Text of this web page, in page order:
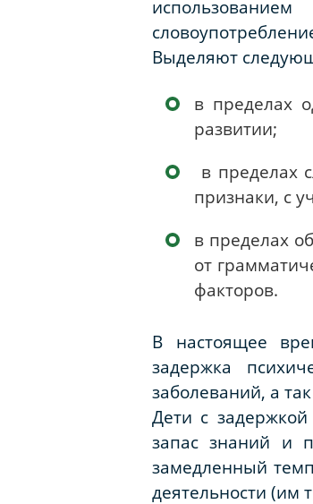
Выделяют
­в пределах
развитии;
в пределах
признаки, с
­в пределах
от
факторов.
В настоящее
задержка
заболеваний, а
Дети с
запас знаний и
замедленный
деятельности (им